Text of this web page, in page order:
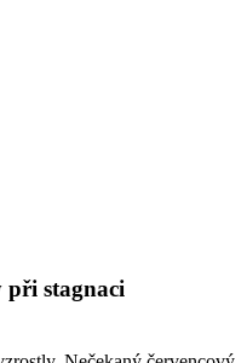
při stagnaci